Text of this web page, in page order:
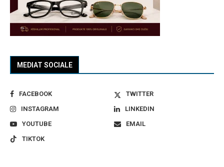
MEDIAT SOCIALE
FACEBOOK
TWITTER
INSTAGRAM
LINKEDIN
YOUTUBE
EMAIL
TIKTOK